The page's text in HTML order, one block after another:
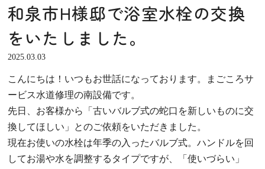
和泉市H様邸で浴室水栓の交換
をいたしました。
2025.03.03
こんにちは！いつもお世話になっております。まごころサ
ービス水道修理の南設備です。
先日、お客様から「古いバルブ式の蛇口を新しいものに交
換してほしい」とのご依頼をいただきました。
現在お使いの水栓は年季の入ったバルブ式。ハンドルを回
してお湯や水を調整するタイプですが、「使いづらい」